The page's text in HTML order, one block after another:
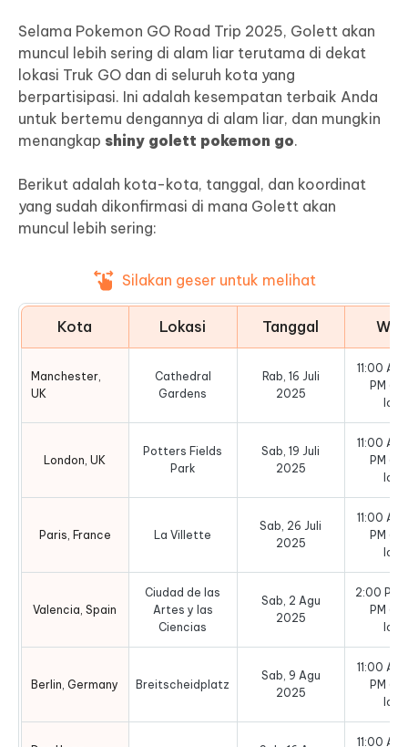
Selama Pokemon GO Road Trip 2025, Golett akan
muncul lebih sering di alam liar terutama di dekat
lokasi Truk GO dan di seluruh kota yang
berpartisipasi. Ini adalah kesempatan terbaik Anda
untuk bertemu dengannya di alam liar, dan mungkin
menangkap shiny golett pokemon go.
Berikut adalah kota-kota, tanggal, dan koordinat
yang sudah dikonfirmasi di mana Golett akan
muncul lebih sering:
Silakan geser untuk melihat
Kota Lokasi Tanggal
Manchester,
UK
Cathedral
Gardens
Rab, 16 Juli
2025
11:00
PM
London, UK
Potters Fields
Park
Sab, 19 Juli
2025
11:00
PM
Paris, France La Villette
Sab, 26 Juli
2025
11:00
PM
Valencia, Spain
Ciudad de las
Artes y las
Ciencias
Sab, 2 Agu
2025
2:00 PM
PM
Berlin, Germany Breitscheidplatz
Sab, 9 Agu
2025
11:00
PM
11:00